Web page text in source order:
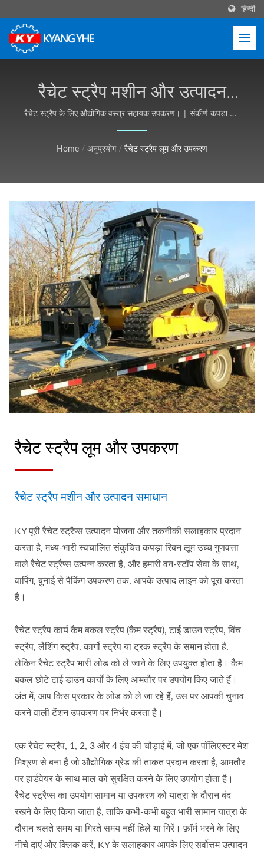
हिन्दी
रैचेट स्ट्रैप मशीन और उत्पादन
समाधान | औद्योगिक वस्त्र
उपकरण, अनुकूलन योग्य, मुफ्त
उद्धरण - Kyang Yhe (KY)
रैचेट स्ट्रैप के लिए औद्योगिक वस्त्र सहायक उपकरण। | संकीर्ण कपड़ा और
लेबल मशीनरी, वैश्विक सेवा - Kyang Yhe (KY)
Home / अनुप्रयोग / रैचेट स्ट्रैप लूम और उपकरण
रैचेट स्ट्रैप लूम और उपकरण
रैचेट स्ट्रैप मशीन और उत्पादन समाधान
KY पूरी रैचेट स्ट्रैप्स उत्पादन योजना और तकनीकी सलाहकार प्रदान
करता है, मध्य-भारी स्वचालित संकुचित कपड़ा रिबन लूम उच्च गुणवत्ता
वाले रैचेट स्ट्रैप्स उत्पन्न करता है, और हमारी वन-स्टॉप सेवा के साथ,
वार्पिंग, बुनाई से पैकिंग उपकरण तक, आपके उत्पाद लाइन को पूरा करता
है।
रैचेट स्ट्रैप कार्य कैम बकल स्ट्रैप (कैम स्ट्रैप), टाई डाउन स्ट्रैप, विंच
स्ट्रैप, लैशिंग स्ट्रैप, कार्गो स्ट्रैप या ट्रक स्ट्रैप के समान होता है,
लेकिन रैचेट स्ट्रैप भारी लोड को ले जाने के लिए उपयुक्त होता है। कैम
बकल छोटे टाई डाउन कार्यों के लिए आमतौर पर उपयोग किए जाते हैं।
अंत में, आप किस प्रकार के लोड को ले जा रहे हैं, उस पर आपकी चुनाव
करने वाली टेंशन उपकरण पर निर्भर करता है।
एक रैचेट स्ट्रैप, 1, 2, 3 और 4 इंच की चौड़ाई में, जो एक पॉलिएस्टर मेश
मिश्रण से बना है जो औद्योगिक ग्रेड की ताकत प्रदान करता है, आमतौर
पर हार्डवेयर के साथ माल को सुरक्षित करने के लिए उपयोग होता है।
रैचेट स्ट्रैप्स का उपयोग सामान या उपकरण को यात्रा के दौरान बंद
रखने के लिए किया जाता है, ताकि कभी-कभी बहुत भारी सामान यात्रा के
दौरान चलते समय या गिरते समय नहीं हिले या गिरें। फ़ॉर्म भरने के लिए
नीचे दाएं ओर क्लिक करें, KY के सलाहकार आपके लिए सर्वोत्तम उत्पादन